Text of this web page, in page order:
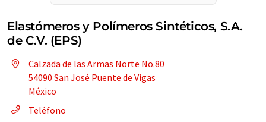
Elastómeros y Polímeros Sintéticos, S.A.
de C.V. (EPS)
Calzada de las Armas Norte No.80
54090 San José Puente de Vigas
México
Teléfono